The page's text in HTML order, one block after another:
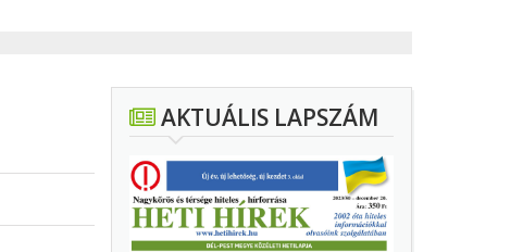
AKTUÁLIS LAPSZÁM